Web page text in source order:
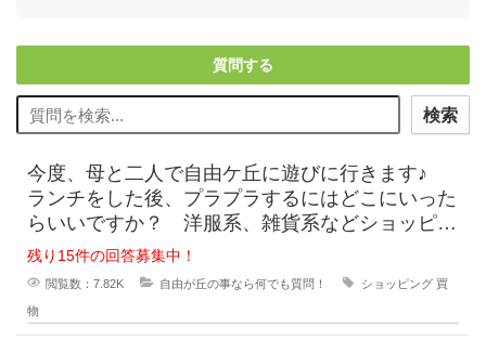
質問する
検索
今度、母と二人で自由ケ丘に遊びに行きます♪
ランチをした後、プラプラするにはどこにいった
らいいですか？ 洋服系、雑貨系などショッピン
グできる場所はありますか？ 土地勘がないので
お店
残り15件の回答募集中！
閲覧数：7.82K 自由が丘の事なら何でも質問！ ショッピング 買
物